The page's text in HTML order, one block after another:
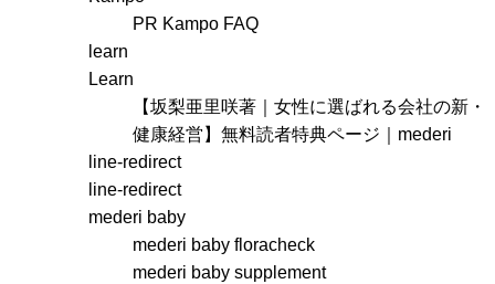
PR Kampo FAQ
learn
Learn
【坂梨亜里咲著｜女性に選ばれる会社の新・
健康経営】無料読者特典ページ｜mederi
line-redirect
line-redirect
mederi baby
mederi baby floracheck
mederi baby supplement